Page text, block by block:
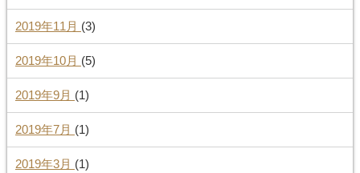
2019年11月 (3)
2019年10月 (5)
2019年9月 (1)
2019年7月 (1)
2019年3月 (1)